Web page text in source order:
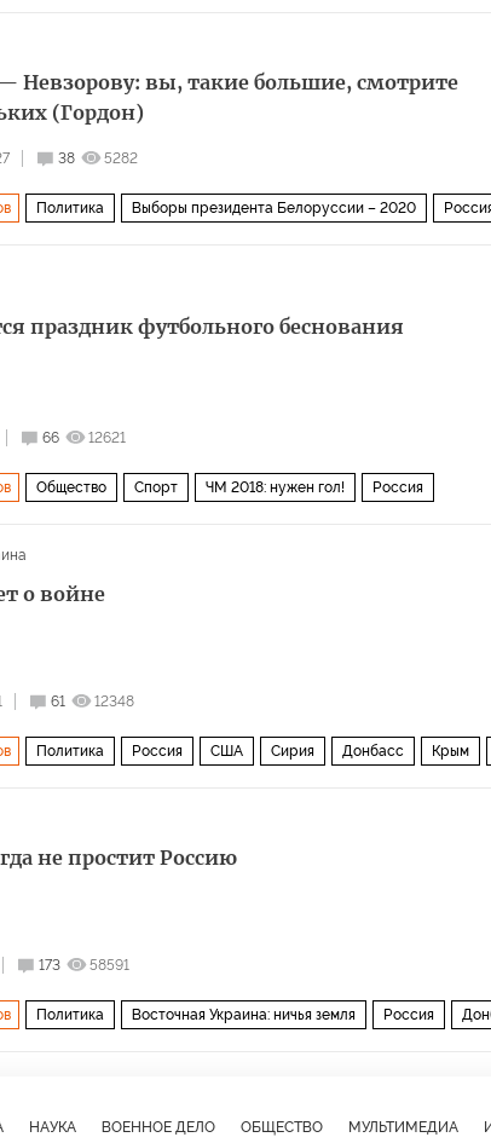
Невзорову: вы, такие большие, смотрите
(Гордон)
38 5282
Политика Выборы президента Белоруссии – 2020
праздник футбольного беснования
66 12621
Общество Спорт ЧМ 2018: нужен гол! Россия
о войне
61 12348
Политика Россия США Сирия Донбасс Крым
не простит Россию
173 58591
Политика Восточная Украина: ничья земля Россия
НАУКА ВОЕННОЕ ДЕЛО ОБЩЕСТВО МУЛЬТИМЕДИА